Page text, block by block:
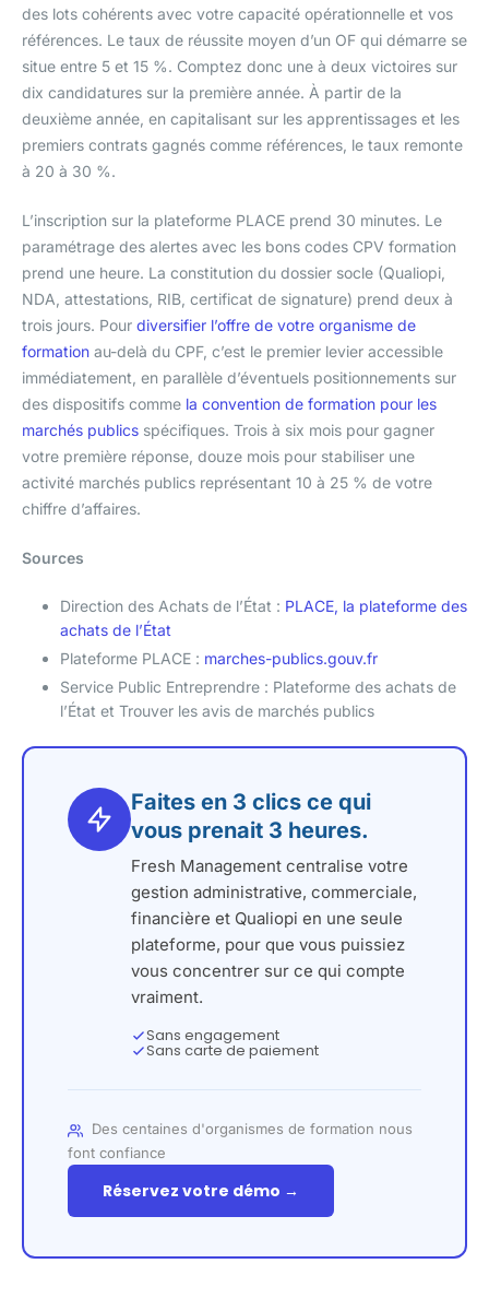
des lots cohérents avec votre capacité opérationnelle et vos
références. Le taux de réussite moyen d’un OF qui démarre se
situe entre 5 et 15 %. Comptez donc une à deux victoires sur
dix candidatures sur la première année. À partir de la
deuxième année, en capitalisant sur les apprentissages et les
premiers contrats gagnés comme références, le taux remonte
à 20 à 30 %.
L’inscription sur la plateforme PLACE prend 30 minutes. Le
paramétrage des alertes avec les bons codes CPV formation
prend une heure. La constitution du dossier socle (Qualiopi,
NDA, attestations, RIB, certificat de signature) prend deux à
trois jours. Pour diversifier l’offre de votre organisme de
formation au-delà du CPF, c’est le premier levier accessible
immédiatement, en parallèle d’éventuels positionnements sur
des dispositifs comme la convention de formation pour les
marchés publics spécifiques. Trois à six mois pour gagner
votre première réponse, douze mois pour stabiliser une
activité marchés publics représentant 10 à 25 % de votre
chiffre d’affaires.
Sources
Direction des Achats de l’État : PLACE, la plateforme des
achats de l’État
Plateforme PLACE : marches-publics.gouv.fr
Service Public Entreprendre : Plateforme des achats de
l’État et Trouver les avis de marchés publics
Faites en 3 clics ce qui
vous prenait 3 heures.
Fresh Management centralise votre
gestion administrative, commerciale,
financière et Qualiopi en une seule
plateforme, pour que vous puissiez
vous concentrer sur ce qui compte
vraiment.
Sans engagement
Sans carte de paiement
Des centaines d'organismes de formation nous
font confiance
Réservez votre démo →